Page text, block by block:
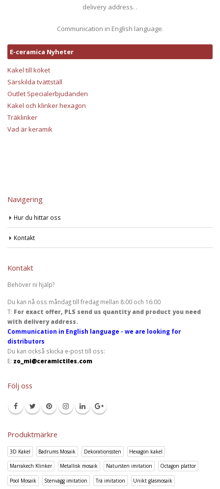
delivery address. .
Communication in English language.
E-ceramica Nyheter
Kakel till köket
Särskilda tvättställ
Outlet Specialerbjudanden
Kakel och klinker hexagon
Träklinker
Vad är keramik
Navigering
Hur du hittar oss
Kontakt
Kontakt
Behöver ni hjälp?
Du kan nå oss måndag till fredag mellan 8:00 och 16:00
T: For exact offer, PLS send us quantity and product you need
with delivery address.
Communication in English language - we are looking for
distributors
Du kan också skicka e-post till oss:
E: zo_mi@ceramictiles.com
Följ oss
Produktmärkre
3D Kakel Badrums Mosaik Dekorationssten Hexagon kakel
Marrakech Klinker Metallisk mosaik Natursten imitation Octagon plattor
Pool Mosaik Stenvägg imitation Trä imitation Unikt glasmosaik